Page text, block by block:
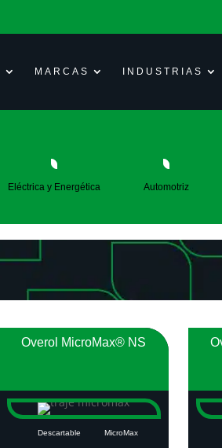
MARCAS INDUSTRIAS
Eléctrica y Energética Automotriz
Overol MicroMax® NS
Descartable MicroMax